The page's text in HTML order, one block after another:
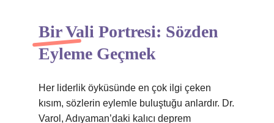
Bir Vali Portresi: Sözden
Eyleme Geçmek
Her liderlik öyküsünde en çok ilgi çeken
kısım, sözlerin eylemle buluştuğu anlardır. Dr.
Varol, Adıyaman’daki kalıcı deprem